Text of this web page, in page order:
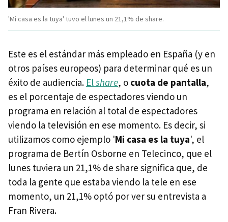
'Mi casa es la tuya' tuvo el lunes un 21,1% de share.
Este es el estándar más empleado en España (y en
otros países europeos) para determinar qué es un
éxito de audiencia. Elshare, o cuota de pantalla,
es el porcentaje de espectadores viendo un
programa en relación al total de espectadores
viendo la televisión en ese momento. Es decir, si
utilizamos como ejemplo 'Mi casa es la tuya', el
programa de Bertín Osborne en Telecinco, que el
lunes tuviera un 21,1% de share significa que, de
toda la gente que estaba viendo la tele en ese
momento, un 21,1% optó por ver su entrevista a
Fran Rivera.